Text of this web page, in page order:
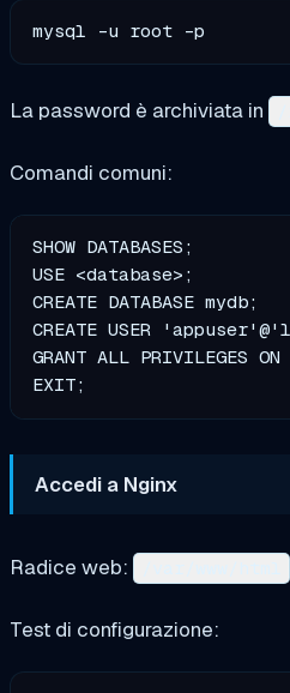
La password è archiviata in
Comandi comuni:
SHOW
USE <database>;
CREATE DATABASE
CREATE USER
GRANT ALL
Accedi a Nginx
Radice web:
Test di configurazione: